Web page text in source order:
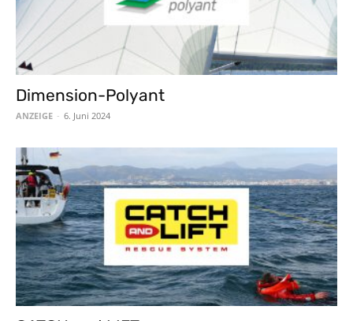
Dimension-Polyant
ANZEIGE - 6. Juni 2024